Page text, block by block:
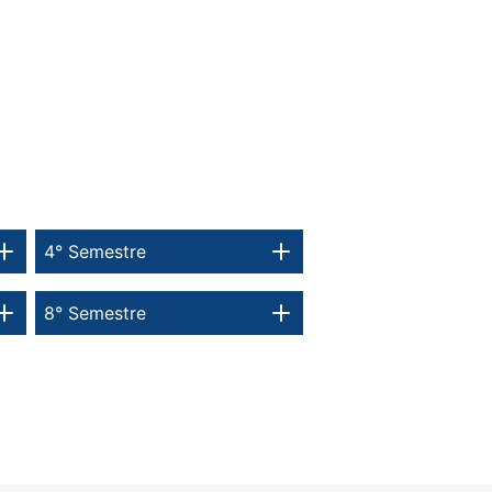
8° Semestre
4° Semestre